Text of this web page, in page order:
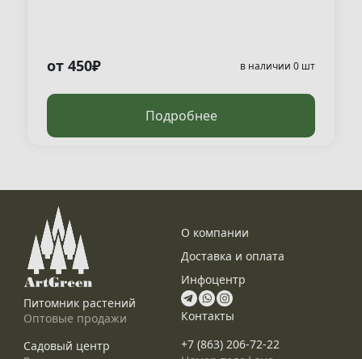
от 450₽ в наличии 0 шт
Подробнее
Питомник растений
Оптовые продажи
Садовый центр
О компании
Доставка и оплата
Инфоцентр
Контакты
+7 (863) 206-72-22